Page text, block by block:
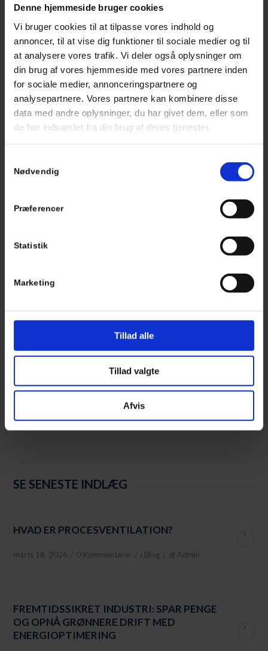
Denne hjemmeside bruger cookies
Vi bruger cookies til at tilpasse vores indhold og
annoncer, til at vise dig funktioner til sociale medier og til
at analysere vores trafik. Vi deler også oplysninger om
din brug af vores hjemmeside med vores partnere inden
for sociale medier, annonceringspartnere og
analysepartnere. Vores partnere kan kombinere disse
data med andre oplysninger, du har givet dem, eller som
de har indsamlet fra din brug af deres tjenester.
Nødvendig
Præferencer
Statistik
Marketing
Tillad alle
Tillad valgte
Afvis
Vi leverer kun løsninger af høj kvalitet, der sikrer lang
holdbarhed og minimal vedligeholdelse. Vores løsninger er
skræddersyede til dine behov, uanset om det drejer sig om en
nybygget bolig eller en renovering af dit nuværende hjem. Vores
ekspertise dækker både små og store projekter, og vi arbejder
effektivt for at minimere forstyrrelser i din dagligdag under
installationen.
FORBERED DIT HJEM TIL
nu kan du sikre, at dit
hjem er varmt og indbydende, når vinteren for alvor sætter ind.
forøger komforten, men også kan bidrage til at øge hjemmets
14eller sende en mail tilkontakt@tekniskinstallation.dk. Du kan
kontaktformular, så vender vi tilbage til dig
snarest muligt.
SE SENESTE INDLÆG
HVAD ER PROCESVENTILATION?
marts 18, 2026 / 0 Kommentarer / i Blog / af Admin
FREMTIDSSIKRET INDUSTRI: SPAR PENGE
OG OPNÅ GRØNNERE DRIFT MED
ENERGIOPTIMERING